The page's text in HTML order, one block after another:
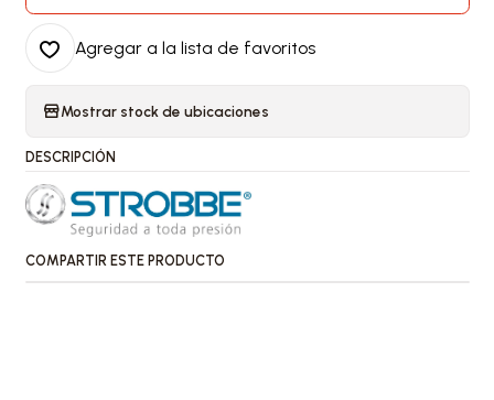
Agregar a la lista de favoritos
Mostrar stock de ubicaciones
DESCRIPCIÓN
COMPARTIR ESTE PRODUCTO